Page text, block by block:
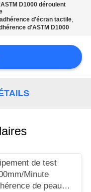
D1000 déroulent
d'écran tactile,
d'ASTM D1000
de test
Minute
de peau